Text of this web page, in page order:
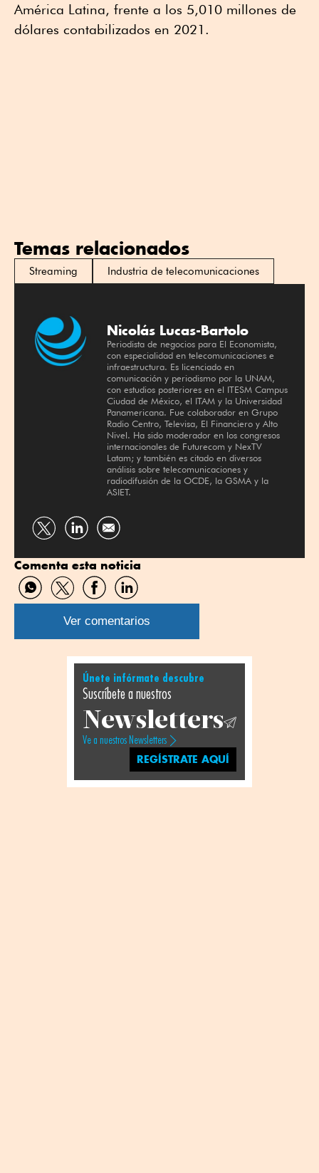
América Latina, frente a los 5,010 millones de
dólares contabilizados en 2021.
Temas relacionados
Streaming Industria de telecomunicaciones
Nicolás Lucas-Bartolo
Periodista de negocios para El Economista,
con especialidad en telecomunicaciones e
infraestructura. Es licenciado en
comunicación y periodismo por la UNAM,
con estudios posteriores en el ITESM Campus
Ciudad de México, el ITAM y la Universidad
Panamericana. Fue colaborador en Grupo
Radio Centro, Televisa, El Financiero y Alto
Nivel. Ha sido moderador en los congresos
internacionales de Futurecom y NexTV
Latam; y también es citado en diversos
análisis sobre telecomunicaciones y
radiodifusión de la OCDE, la GSMA y la
ASIET.
Compartir
Twitter
Compartir
Linkedin
Comenta esta noticia
Compartir
por
WhatsApp
Compartir
por
Twitter
Compartir
por
Facebook
Compartir
por
Linkedin
Ver comentarios
Únete infórmate descubre
Suscríbete a nuestros
Newsletters
Ve a nuestros Newsletters
REGÍSTRATE AQUÍ